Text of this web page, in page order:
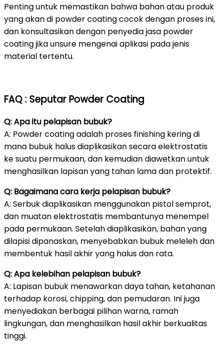
Penting untuk memastikan bahwa bahan atau produk
yang akan di powder coating cocok dengan proses ini,
dan konsultasikan dengan penyedia jasa powder
coating jika unsure mengenai aplikasi pada jenis
material tertentu.
FAQ : Seputar Powder Coating
Q: Apa itu pelapisan bubuk?
A: Powder coating adalah proses finishing kering di
mana bubuk halus diaplikasikan secara elektrostatis
ke suatu permukaan, dan kemudian diawetkan untuk
menghasilkan lapisan yang tahan lama dan protektif.
Q: Bagaimana cara kerja pelapisan bubuk?
A: Serbuk diaplikasikan menggunakan pistol semprot,
dan muatan elektrostatis membantunya menempel
pada permukaan. Setelah diaplikasikan, bahan yang
dilapisi dipanaskan, menyebabkan bubuk meleleh dan
membentuk hasil akhir yang halus dan rata.
Q: Apa kelebihan pelapisan bubuk?
A: Lapisan bubuk menawarkan daya tahan, ketahanan
terhadap korosi, chipping, dan pemudaran. Ini juga
menyediakan berbagai pilihan warna, ramah
lingkungan, dan menghasilkan hasil akhir berkualitas
tinggi.